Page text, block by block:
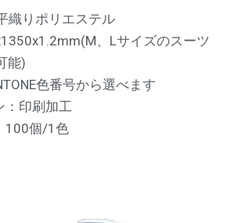
織りポリエステル
、Lサイズのスーツ
能)
色番号から選べます
：印刷加工
100個/1色